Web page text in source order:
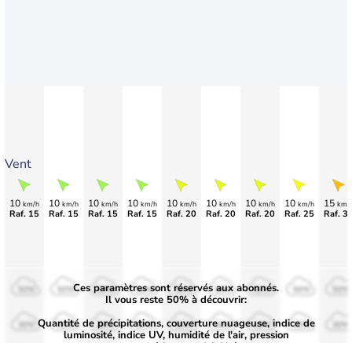
Vent
10 km/h
Raf. 15
10 km/h
Raf. 15
10 km/h
Raf. 15
10 km/h
Raf. 15
10 km/h
Raf. 20
10 km/h
Raf. 20
10 km/h
Raf. 20
10 km/h
Raf. 25
15 km/
Raf.
50%
30%
50%
30%
50%
30%
50%
30%
50%
30%
50%
30%
50%
30%
Ces paramètres sont réservés aux abonnés.
Il vous reste 50% à découvrir:
Quantité de précipitations, couverture nuageuse, indice de
luminosité, indice UV, humidité de l'air, pression